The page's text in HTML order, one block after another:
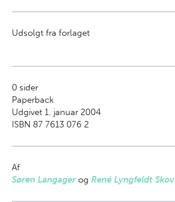
Udsolgt fra forlaget
0 sider
Paperback
Udgivet 1. januar 2004
ISBN 87 7613 076 2
Af
Søren Langagerog René Lyngfeldt Skov